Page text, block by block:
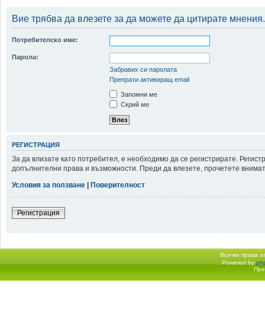
Вие трябва да влезете за да можете да цитирате мнения.
Потребителско име:
Парола:
Забравих си паролата
Препрати активиращ email
Запомни ме
Скрий ме
РЕГИСТРАЦИЯ
За да влизате като потребител, е необходимо да се регистрирате.
допълнителни права и възможности. Преди да влезете, прочетете
Условия за ползване | Поверителност
Регистрация
Всички права
Начало форум Powered by